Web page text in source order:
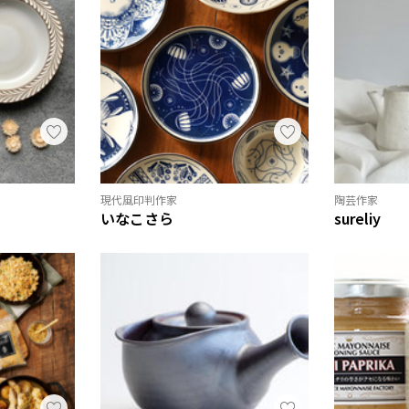
現代風印判作家
いなこさら
陶芸作家
sureliy